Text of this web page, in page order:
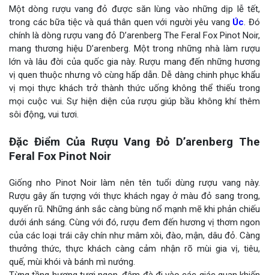
Một dòng rượu vang đỏ được săn lùng vào những dịp lễ tết,
trong các bữa tiệc và quá thân quen với người yêu vang Úc. Đó
chính là dòng rượu vang đỏ D’arenberg The Feral Fox Pinot Noir,
mang thương hiệu D’arenberg. Một trong những nhà làm rượu
lớn và lâu đời của quốc gia này. Rượu mang đến những hương
vị quen thuộc nhưng vô cùng hấp dẫn. Dễ dàng chinh phục khẩu
vị mọi thực khách trở thành thức uống không thể thiếu trong
mọi cuộc vui. Sự hiện diện của rượu giúp bầu không khí thêm
sôi động, vui tươi.
Đặc Điểm Của Rượu Vang Đỏ D’arenberg The
Feral Fox Pinot Noir
Giống nho Pinot Noir làm nên tên tuổi dùng rượu vang này.
Rượu gây ấn tượng với thực khách ngay ở màu đỏ sang trong,
quyến rũ. Những ánh sắc càng bùng nổ mạnh mẽ khi phản chiếu
dưới ánh sáng. Cùng với đó, rượu đem đến hương vị thơm ngon
của các loại trái cây chín như mâm xôi, đào, mận, dâu đỏ. Càng
thưởng thức, thực khách càng cảm nhận rõ mùi gia vị, tiêu,
quế, mùi khói và bánh mì nướng.